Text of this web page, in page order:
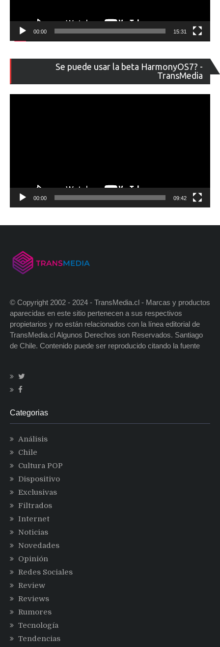
00:00 15:31
Se puede usar la beta HarmonyOS7? -
TransMedia
de
00:00 09:42
© Copyright 2002 - 2024 - TransMedia.cl - Marcas y productos
aparecidas en este sitio pertenecen a sus respectivos
propietarios y no están relacionados con la línea editorial de
TransMedia.cl Algunos Derechos son Reservados. Santiago
de Chile. Contenido puede ser reproducido citando la fuente
Categorias
Análisis
Chile
Cultura POP
Dispositivo
Exclusivas
Filtrados
Internet
Noticias
Novedades
Opinión
Redes Sociales
Review
Reviews
Rumores
Tecnología
Tendencias